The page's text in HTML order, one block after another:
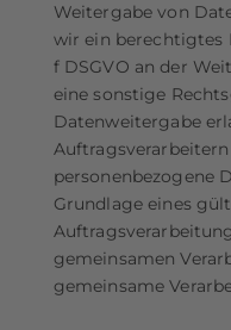
Weitergabe von
wir ein berechtigtes
f DSGVO an der
eine sonstige
Datenweitergabe
personenbezogene
Grundlage eines
gemeinsamen
gemeinsame